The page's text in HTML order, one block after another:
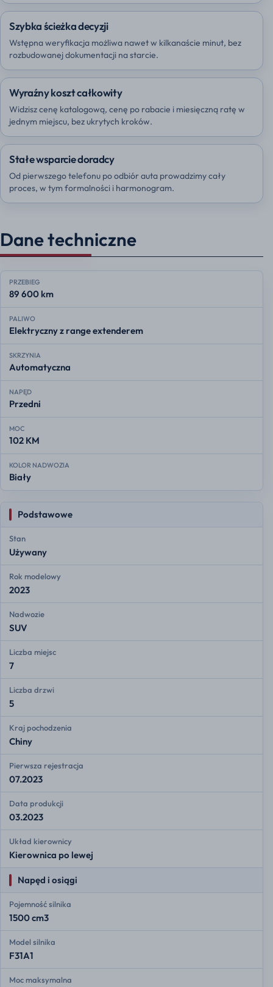
Szybka ścieżka decyzji
Wstępna weryfikacja możliwa nawet w kilkanaście minut, bez
rozbudowanej dokumentacji na starcie.
Wyraźny koszt całkowity
Widzisz cenę katalogową, cenę po rabacie i miesięczną ratę w
jednym miejscu, bez ukrytych kroków.
Stałe wsparcie doradcy
Od pierwszego telefonu po odbiór auta prowadzimy cały
proces, w tym formalności i harmonogram.
Dane techniczne
PRZEBIEG
89 600 km
PALIWO
Elektryczny z range extenderem
SKRZYNIA
Automatyczna
NAPĘD
Przedni
MOC
102 KM
KOLOR NADWOZIA
Biały
Podstawowe
Stan
Używany
Rok modelowy
2023
Nadwozie
SUV
Liczba miejsc
7
Liczba drzwi
5
Kraj pochodzenia
Chiny
Pierwsza rejestracja
07.2023
Data produkcji
03.2023
Układ kierownicy
Kierownica po lewej
Napęd i osiągi
Pojemność silnika
1500 cm3
Model silnika
F31A1
Moc maksymalna